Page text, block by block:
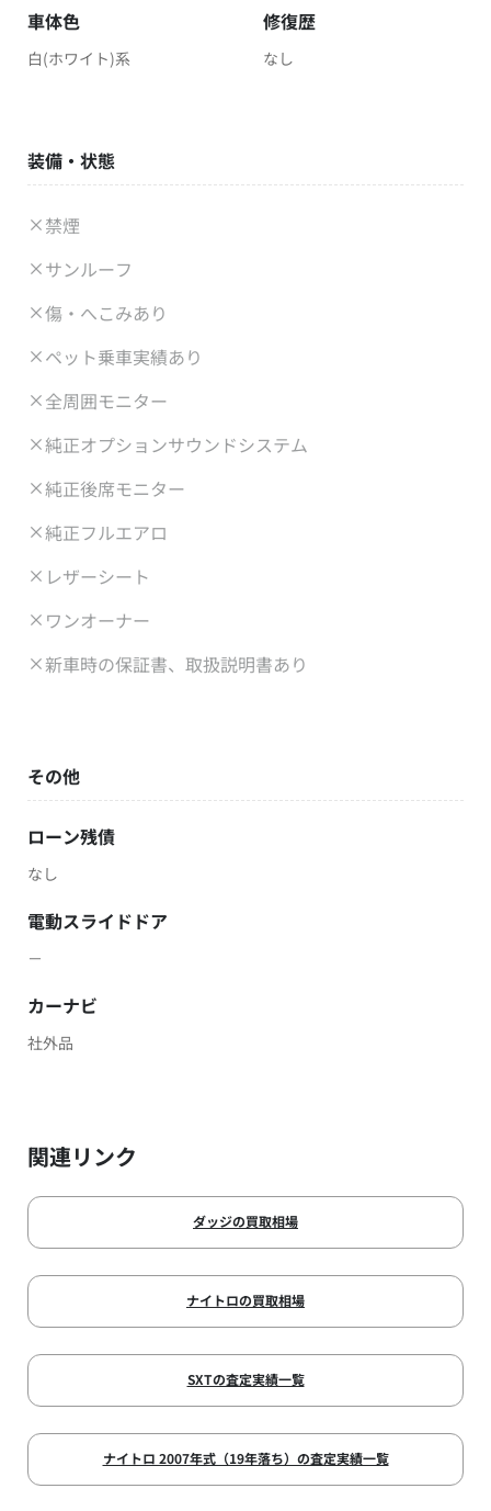
車体色
白(ホワイト)系
修復歴
なし
装備・状態
禁煙
サンルーフ
傷・へこみあり
ペット乗車実績あり
全周囲モニター
純正オプションサウンドシステム
純正後席モニター
純正フルエアロ
レザーシート
ワンオーナー
新車時の保証書、取扱説明書あり
その他
ローン残債
なし
電動スライドドア
－
カーナビ
社外品
関連リンク
ダッジの買取相場
ナイトロの買取相場
SXTの査定実績一覧
ナイトロ 2007年式（19年落ち）の査定実績一覧